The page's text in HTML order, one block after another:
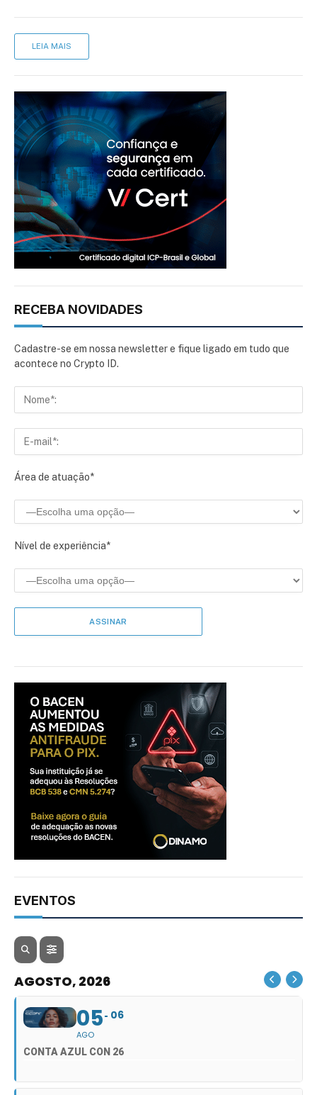
LEIA MAIS
RECEBA NOVIDADES
Cadastre-se em nossa newsletter e fique ligado em tudo que
acontece no Crypto ID.
Área de atuação*
Nível de experiência*
EVENTOS
AGOSTO, 2026
05
AGO
06
CONTA AZUL CON 26